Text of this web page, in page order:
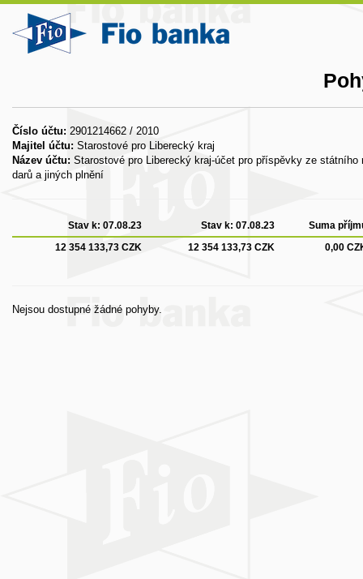
Číslo účtu: 2901214662 / 2010
Majitel účtu: Starostové pro Liberecký kraj
Název účtu: Starostové pro Liberecký kraj-účet pro příspěvky ze státního
darů a jiných plnění
Stav k: 07.08.23 Stav k: 07.08.23
Suma
12 354 133,73 CZK
12 354 133,73 CZK 0,00
Nejsou dostupné žádné pohyby.